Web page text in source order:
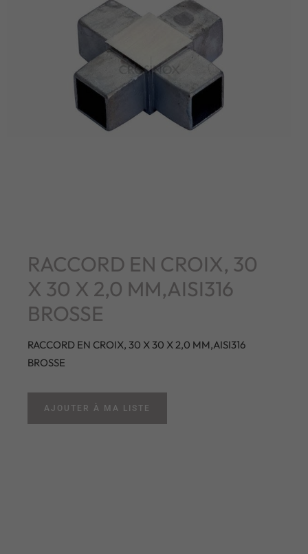
RACCORD EN CROIX, 30
X 30 X 2,0 MM,AISI316
BROSSE
RACCORD EN CROIX, 30 X 30 X 2,0 MM,AISI316
BROSSE
AJOUTER À MA LISTE